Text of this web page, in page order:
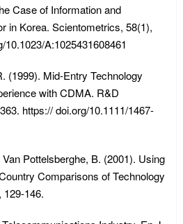
Case of Information and
in Korea. Scientometrics, 58(1),
A:1025431608461
(1999). Mid-Entry Technology
with CDMA. R&D
https:// doi.org/10.1111/1467-
Pottelsberghe, B. (2001). Using
Comparisons of Technology
129-146.